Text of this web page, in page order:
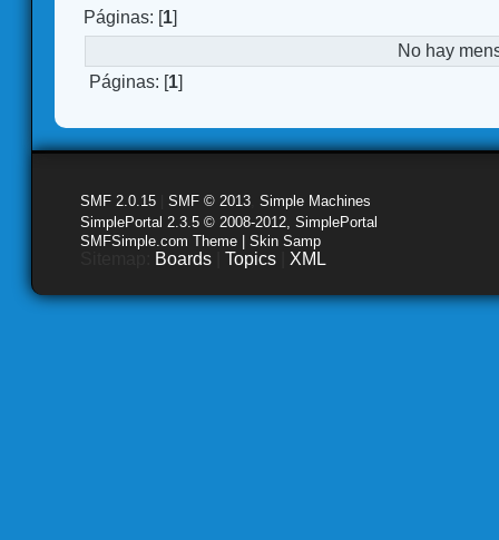
Páginas: [1]
No hay
Páginas: [1]
SMF 2.0.15 SMF © 2013 Simple Machines
SimplePortal 2.3.5 © 2008-2012, SimplePortal
SMFSimple.com Theme | Skin Samp
Boards Topics XML